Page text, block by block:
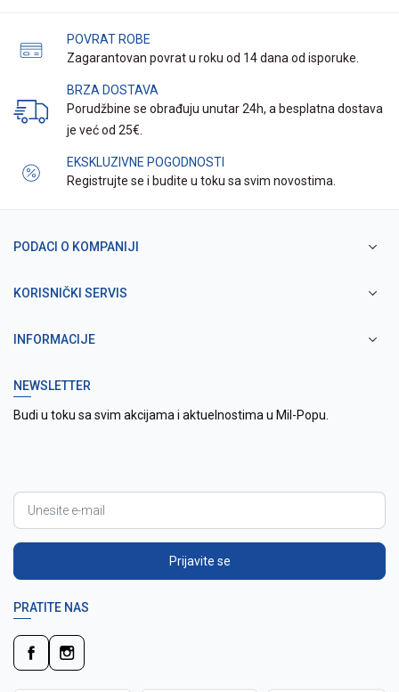
POVRAT ROBE
Zagarantovan povrat u roku od 14 dana od isporuke.
BRZA DOSTAVA
Porudžbine se obrađuju unutar 24h, a besplatna dostava
je već od 25€.
EKSKLUZIVNE POGODNOSTI
Registrujte se i budite u toku sa svim novostima.
PODACI O KOMPANIJI
KORISNIČKI SERVIS
INFORMACIJE
NEWSLETTER
Budi u toku sa svim akcijama i aktuelnostima u Mil-Popu.
Prijavite se
PRATITE NAS